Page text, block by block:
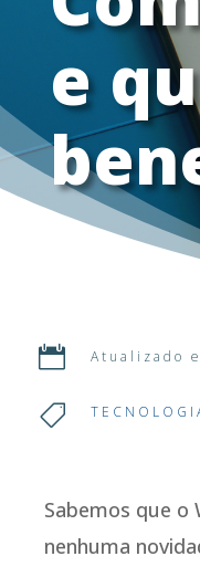
e
 Atualizado

Sabemos que o
nenhuma